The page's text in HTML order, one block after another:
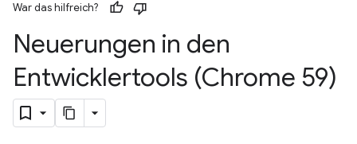
War das hilfreich?
Neuerungen in den
Entwicklertools (Chrome 59)